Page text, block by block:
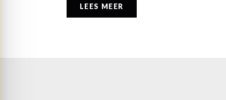
het dorp, heeft een rijke historie. Het
woningen en wordt als eerst gerealiseerd.
LEES MEER